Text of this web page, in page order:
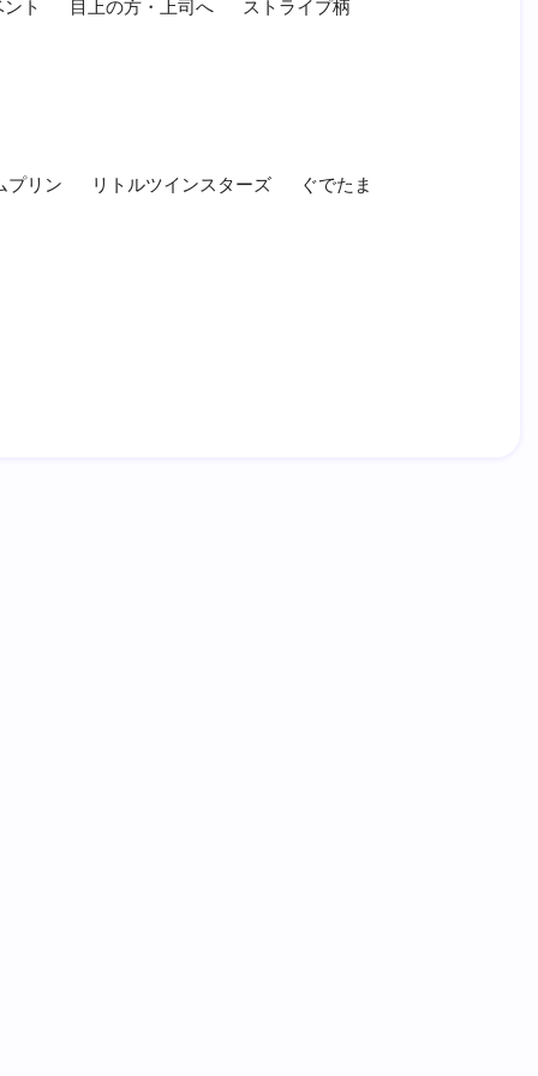
ト 目上の方・上司へ ストライプ柄
プリン リトルツインスターズ ぐでたま